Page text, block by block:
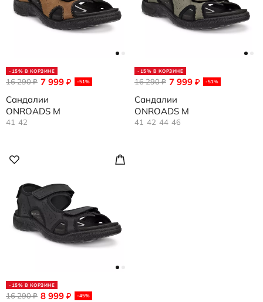
-15% В КОРЗИНЕ
7 999 ₽ -51%
16 290₽
Сандалии
ONROADS M
41 42
-15% В КОРЗИНЕ
7 999 ₽ -51%
16 290₽
Сандалии
ONROADS M
41 42 44 46
-15% В КОРЗИНЕ
8 999 ₽ -45%
16 290₽